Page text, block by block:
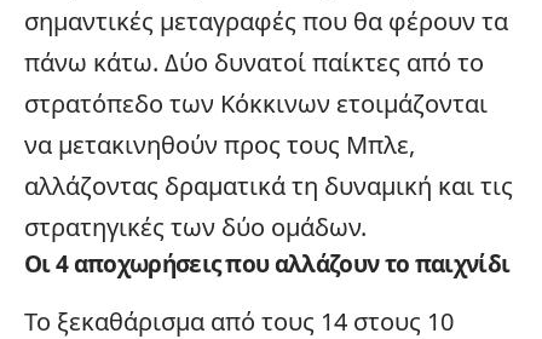
σημαντικές μεταγραφές που θα φέρουν τα
πάνω κάτω. Δύο δυνατοί παίκτες από το
στρατόπεδο των Κόκκινων ετοιμάζονται
να μετακινηθούν προς τους Μπλε,
αλλάζοντας δραματικά τη δυναμική και τις
στρατηγικές των δύο ομάδων.
Οι 4 αποχωρήσεις που αλλάζουν το παιχνίδι
Το ξεκαθάρισμα από τους 14 στους 10